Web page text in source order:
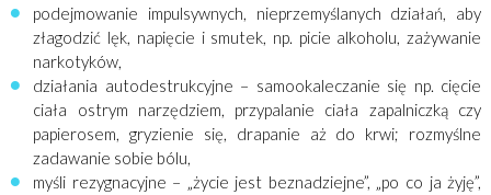
podejmowanie impulsywnych, nieprzemyślanych działań, aby
złagodzić lęk, napięcie i smutek, np. picie alkoholu, zażywanie
narkotyków,
działania autodestrukcyjne – samookaleczanie się np. cięcie
ciała ostrym narzędziem, przypalanie ciała zapalniczką czy
papierosem, gryzienie się, drapanie aż do krwi; rozmyślne
zadawanie sobie bólu,
myśli rezygnacyjne – „życie jest beznadziejne”, „po co ja żyję”,